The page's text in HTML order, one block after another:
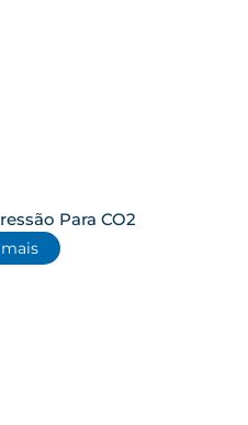
Para CO2